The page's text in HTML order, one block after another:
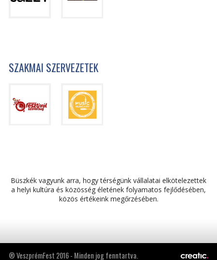
SZAKMAI SZERVEZETEK
Büszkék vagyunk arra, hogy térségünk vállalatai elkötelezettek
a helyi kultúra és közösség életének folyamatos fejlődésében,
közös értékeink megőrzésében.
® VeszprémFest 2016 - Minden jog fenntartva.